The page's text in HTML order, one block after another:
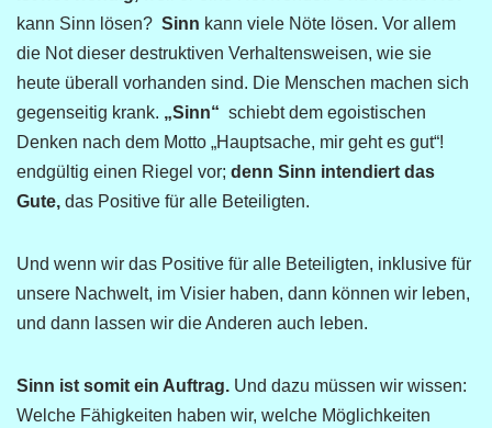
kann Sinn lösen? Sinn kann viele Nöte lösen. Vor allem
die Not dieser destruktiven Verhaltensweisen, wie sie
heute überall vorhanden sind. Die Menschen machen sich
gegenseitig krank. „Sinn“ schiebt dem egoistischen
Denken nach dem Motto „Hauptsache, mir geht es gut“!
endgültig einen Riegel vor; denn Sinn intendiert das
Gute, das Positive für alle Beteiligten.
Und wenn wir das Positive für alle Beteiligten, inklusive für
unsere Nachwelt, im Visier haben, dann können wir leben,
und dann lassen wir die Anderen auch leben.
Sinn ist somit ein Auftrag. Und dazu müssen wir wissen:
Welche Fähigkeiten haben wir, welche Möglichkeiten